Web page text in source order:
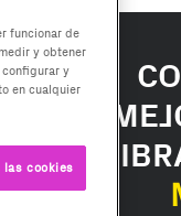
funcionar de
y obtener
y
en cualquier
cookies